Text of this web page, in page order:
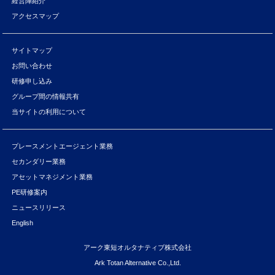
アクセスマップ
サイトマップ
お問い合わせ
研修申し込み
グループ間の情報共有
当サイトの利用について
プレースメントエージェント業務
セカンダリー業務
アセットマネジメント業務
PE研修案内
ニュースリリース
English
アーク東短オルタナティブ株式会社
Ark Totan Alternative Co.,Ltd.